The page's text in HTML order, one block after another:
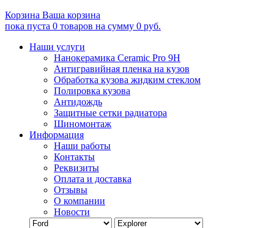
Корзина Ваша корзина
пока пуста 0 товаров на сумму 0 руб.
Наши услуги
Нанокерамика Ceramic Pro 9H
Антигравийная пленка на кузов
Обработка кузова жидким стеклом
Полировка кузова
Антидождь
Защитные сетки радиатора
Шиномонтаж
Информация
Наши работы
Контакты
Реквизиты
Оплата и доставка
Отзывы
О компании
Новости